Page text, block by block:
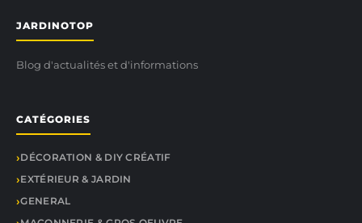
JARDINOTOP
Blog d'actualités et d'informations
CATÉGORIES
DÉCORATION & DIY CRÉATIF
EXTÉRIEUR & JARDIN
GENERAL